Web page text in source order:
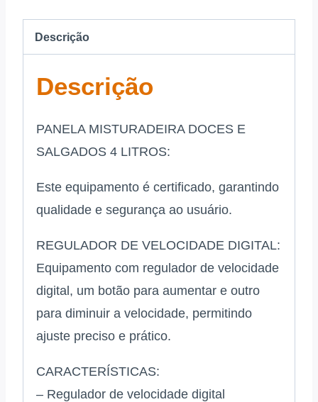
Descrição
Descrição
PANELA MISTURADEIRA DOCES E
SALGADOS 4 LITROS:
Este equipamento é certificado, garantindo
qualidade e segurança ao usuário.
REGULADOR DE VELOCIDADE DIGITAL:
Equipamento com regulador de velocidade
digital, um botão para aumentar e outro
para diminuir a velocidade, permitindo
ajuste preciso e prático.
CARACTERÍSTICAS:
– Regulador de velocidade digital